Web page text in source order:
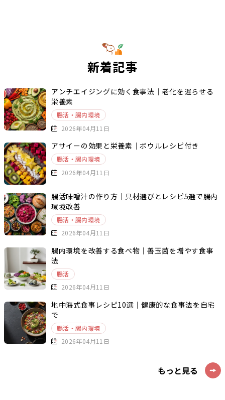
新着記事
アンチエイジングに効く食事法｜老化を遅らせる
栄養素
腸活・腸内環境
2026年04月11日
アサイーの効果と栄養素｜ボウルレシピ付き
腸活・腸内環境
2026年04月11日
腸活味噌汁の作り方｜具材選びとレシピ5選で腸内
環境改善
腸活・腸内環境
2026年04月11日
腸内環境を改善する食べ物｜善玉菌を増やす食事
法
腸活
2026年04月11日
地中海式食事レシピ10選｜健康的な食事法を自宅
で
腸活・腸内環境
2026年04月11日
もっと見る